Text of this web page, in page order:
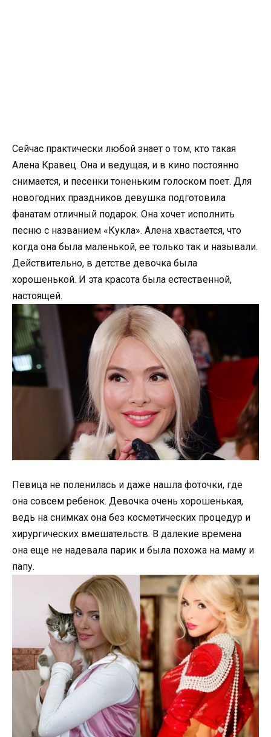
Сейчас практически любой знает о том, кто такая
Алена Кравец. Она и ведущая, и в кино постоянно
снимается, и песенки тоненьким голоском поет. Для
новогодних праздников девушка подготовила
фанатам отличный подарок. Она хочет исполнить
песню с названием «Кукла». Алена хвастается, что
когда она была маленькой, ее только так и называли.
Действительно, в детстве девочка была
хорошенькой. И эта красота была естественной,
настоящей.
Певица не поленилась и даже нашла фоточки, где
она совсем ребенок. Девочка очень хорошенькая,
ведь на снимках она без косметических процедур и
хирургических вмешательств. В далекие времена
она еще не надевала парик и была похожа на маму и
папу.